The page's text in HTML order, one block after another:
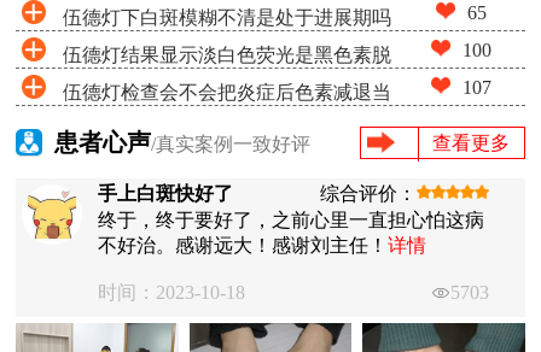
伍德灯下白斑模糊不清是处于进展期吗 65
伍德灯结果显示淡白色荧光是黑色素脱
失很少吗
100
伍德灯检查会不会把炎症后色素减退当
成白癜风
107
患者心声/真实案例一致好评 查看更多
手上白斑快好了
综合评价：
终于，终于要好了，之前心里一直担心怕这病
不好治。感谢远大！感谢刘主任！详情
时间：2023-10-18 5703